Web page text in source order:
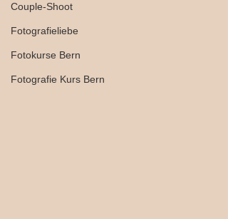
Couple-Shoot
Fotografieliebe
Fotokurse Bern
Fotografie Kurs Bern